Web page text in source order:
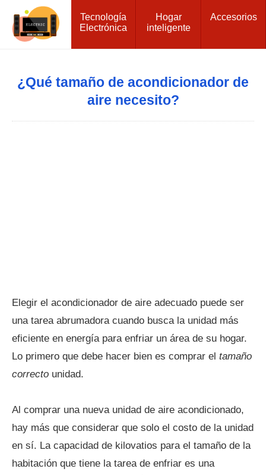
Tecnología
Electrónica
Hogar
inteligente
Accesorios
¿Qué tamaño de acondicionador de
aire necesito?
Elegir el acondicionador de aire adecuado puede ser
una tarea abrumadora cuando busca la unidad más
eficiente en energía para enfriar un área de su hogar.
Lo primero que debe hacer bien es comprar el tamaño
correcto unidad.
Al comprar una nueva unidad de aire acondicionado,
hay más que considerar que solo el costo de la unidad
en sí. La capacidad de kilovatios para el tamaño de la
habitación que tiene la tarea de enfriar es una